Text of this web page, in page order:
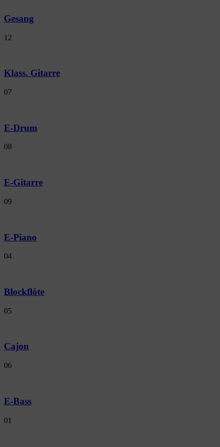
Gesang
12
Klass. Gitarre
07
E-Drum
08
E-Gitarre
09
E-Piano
04
Blockflöte
05
Cajon
06
E-Bass
01